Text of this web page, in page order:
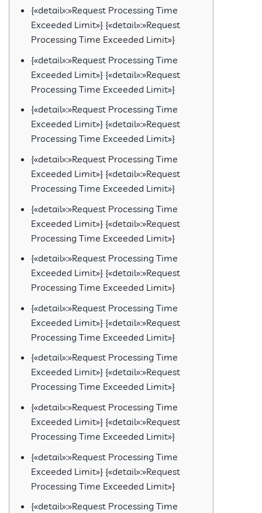
{«detail»:»Request Processing Time
Exceeded Limit»} {«detail»:»Request
Processing Time Exceeded Limit»}
{«detail»:»Request Processing Time
Exceeded Limit»} {«detail»:»Request
Processing Time Exceeded Limit»}
{«detail»:»Request Processing Time
Exceeded Limit»} {«detail»:»Request
Processing Time Exceeded Limit»}
{«detail»:»Request Processing Time
Exceeded Limit»} {«detail»:»Request
Processing Time Exceeded Limit»}
{«detail»:»Request Processing Time
Exceeded Limit»} {«detail»:»Request
Processing Time Exceeded Limit»}
{«detail»:»Request Processing Time
Exceeded Limit»} {«detail»:»Request
Processing Time Exceeded Limit»}
{«detail»:»Request Processing Time
Exceeded Limit»} {«detail»:»Request
Processing Time Exceeded Limit»}
{«detail»:»Request Processing Time
Exceeded Limit»} {«detail»:»Request
Processing Time Exceeded Limit»}
{«detail»:»Request Processing Time
Exceeded Limit»} {«detail»:»Request
Processing Time Exceeded Limit»}
{«detail»:»Request Processing Time
Exceeded Limit»} {«detail»:»Request
Processing Time Exceeded Limit»}
{«detail»:»Request Processing Time